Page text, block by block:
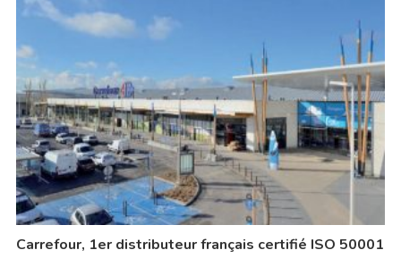
Carrefour, 1er distributeur français certifié ISO 50001